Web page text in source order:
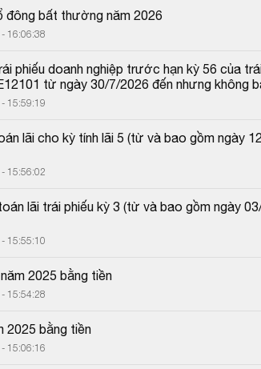
đông bất thường năm 2026
16:06:38
phiếu doanh nghiệp trước hạn kỳ 56 của
từ ngày 30/7/2026 đến nhưng không
15:59:19
lãi cho kỳ tính lãi 5 (từ và bao gồm ngày
15:56:02
lãi trái phiếu kỳ 3 (từ và bao gồm ngày
15:55:10
2025 bằng tiền
15:54:28
2025 bằng tiền
15:06:16